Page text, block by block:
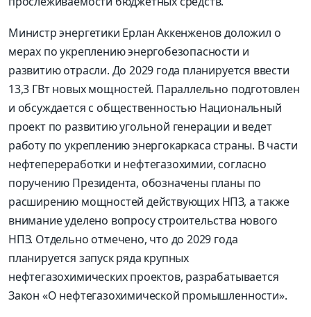
Министр энергетики Ерлан Аккенженов доложил о
мерах по укреплению энергобезопасности и
развитию отрасли. До 2029 года планируется ввести
13,3 ГВт новых мощностей. Параллельно подготовлен
и обсуждается с общественностью Национальный
проект по развитию угольной генерации и ведет
работу по укреплению энергокаркаса страны. В части
нефтепереработки и нефтегазохимии, согласно
поручению Президента, обозначены планы по
расширению мощностей действующих НПЗ, а также
внимание уделено вопросу строительства нового
НПЗ. Отдельно отмечено, что до 2029 года
планируется запуск ряда крупных
нефтегазохимических проектов, разрабатывается
Закон «О нефтегазохимической промышленности».